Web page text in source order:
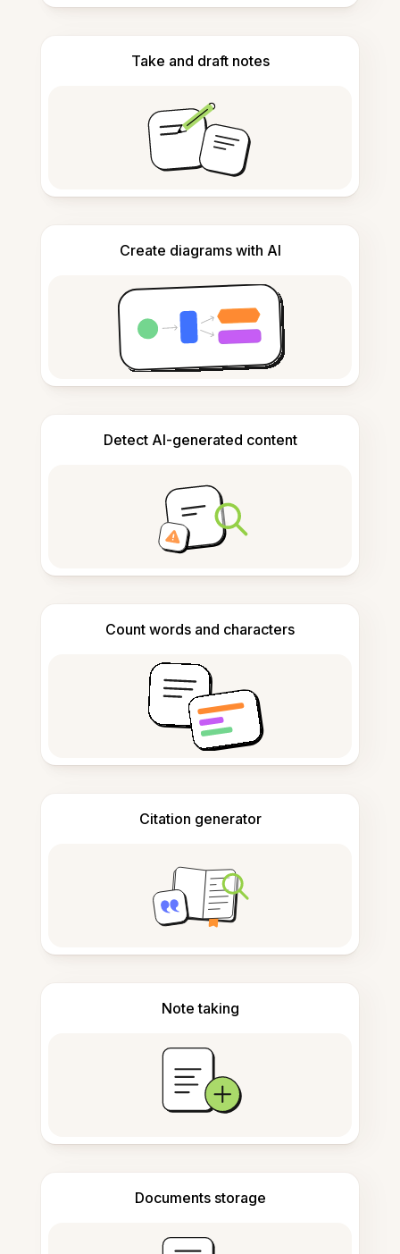
Take and draft notes
Create diagrams with AI
Detect AI-generated content
Count words and characters
Citation generator
Note taking
Documents storage